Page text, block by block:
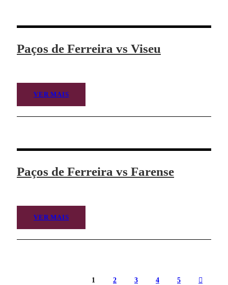
Paços de Ferreira vs Viseu
VER MAIS
Paços de Ferreira vs Farense
VER MAIS
1 2 3 4 5